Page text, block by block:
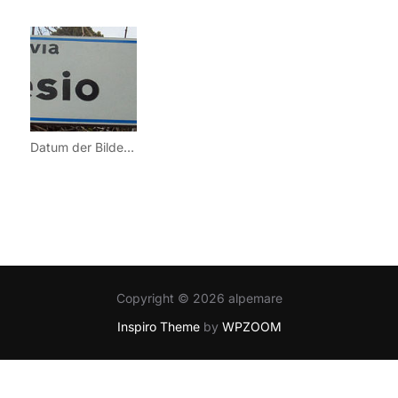
Datum der Bilder: 16.03.2013
Copyright © 2026 alpemare
Inspiro Themeby WPZOOM